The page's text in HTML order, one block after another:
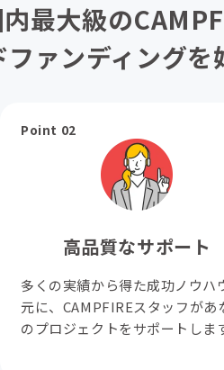
最大級の
ファンディングを
Point 02
高品質なサポート
多くの実績から得た成功ノウハ
元に、CAMPFIREスタッフがあ
のプロジェクトをサポートしま